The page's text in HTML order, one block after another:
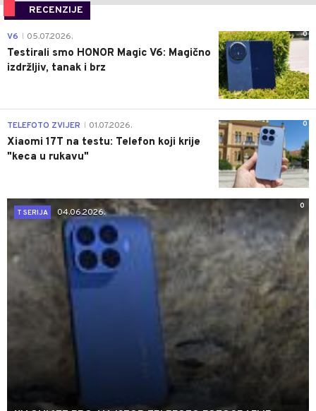
RECENZIJE
0
V6 05.07.2026.
Testirali smo HONOR Magic V6: Magično
izdržljiv, tanak i brz
0
TELEFOTO ZVIJER 01.07.2026.
Xiaomi 17T na testu: Telefon koji krije
"keca u rukavu"
0
T SERIJA
04.06.2026.